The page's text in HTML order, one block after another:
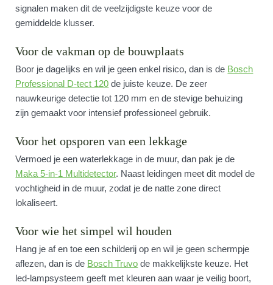
signalen maken dit de veelzijdigste keuze voor de
gemiddelde klusser.
Voor de vakman op de bouwplaats
Boor je dagelijks en wil je geen enkel risico, dan is de Bosch
Professional D-tect 120 de juiste keuze. De zeer
nauwkeurige detectie tot 120 mm en de stevige behuizing
zijn gemaakt voor intensief professioneel gebruik.
Voor het opsporen van een lekkage
Vermoed je een waterlekkage in de muur, dan pak je de
Maka 5-in-1 Multidetector. Naast leidingen meet dit model de
vochtigheid in de muur, zodat je de natte zone direct
lokaliseert.
Voor wie het simpel wil houden
Hang je af en toe een schilderij op en wil je geen schermpje
aflezen, dan is de Bosch Truvo de makkelijkste keuze. Het
led-lampsysteem geeft met kleuren aan waar je veilig boort,